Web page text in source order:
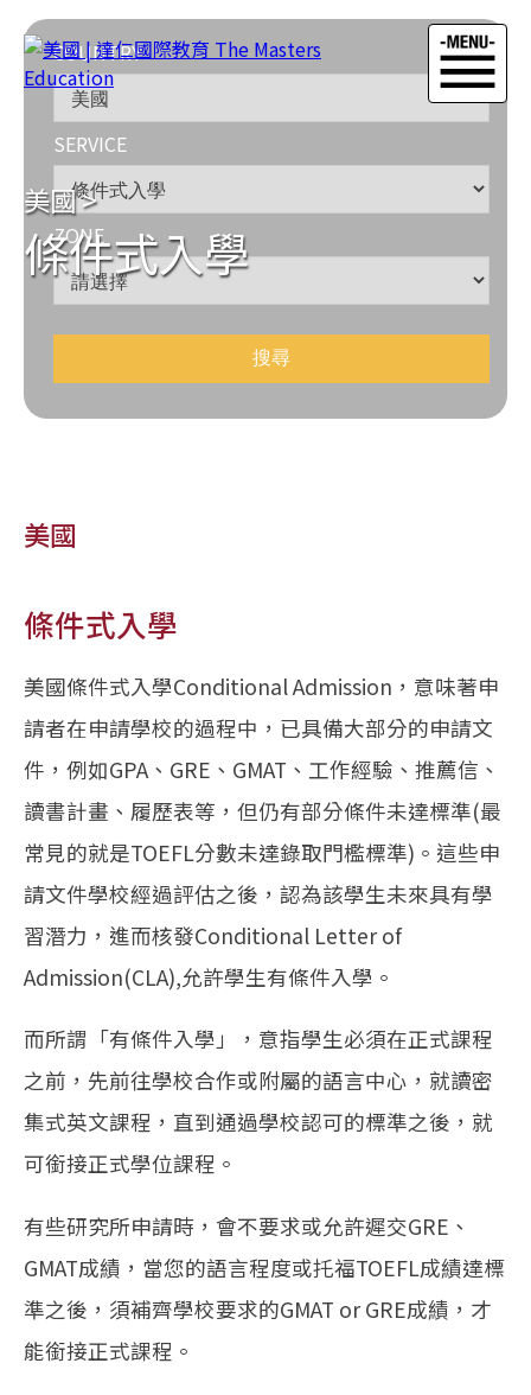
美國>
條件式入學
COUNTRY
SERVICE
ZONE
美國
條件式入學
美國條件式入學Conditional Admission，意味著申
請者在申請學校的過程中，已具備大部分的申請文
件，例如GPA、GRE、GMAT、工作經驗、推薦信、
讀書計畫、履歷表等，但仍有部分條件未達標準(最
常見的就是TOEFL分數未達錄取門檻標準)。這些申
請文件學校經過評估之後，認為該學生未來具有學
習潛力，進而核發Conditional Letter of
Admission(CLA),允許學生有條件入學。
而所謂「有條件入學」，意指學生必須在正式課程
之前，先前往學校合作或附屬的語言中心，就讀密
集式英文課程，直到通過學校認可的標準之後，就
可銜接正式學位課程。
有些研究所申請時，會不要求或允許遲交GRE、
GMAT成績，當您的語言程度或托福TOEFL成績達標
準之後，須補齊學校要求的GMAT or GRE成績，才
能銜接正式課程。